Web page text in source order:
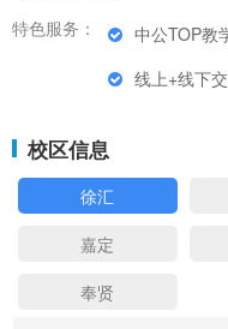
特色服务：
中公TOP教
线上+线下
校区信息
徐汇
嘉定
奉贤